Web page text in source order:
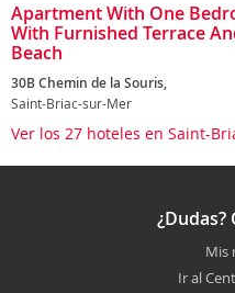
Apartment With One
With Furnished Terrace
Beach
30B Chemin de la Souris,
Saint-Briac-sur-Mer
Ver los 27 hoteles en Saint-
¿Dudas?
Mis
Ir al